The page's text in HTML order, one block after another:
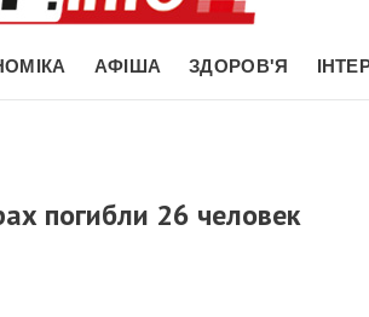
АФІША ЗДОРОВ'Я
погибли 26 человек